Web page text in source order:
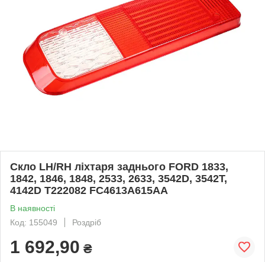
Скло LH/RH ліхтаря заднього FORD 1833,
1842, 1846, 1848, 2533, 2633, 3542D, 3542T,
4142D T222082 FC4613A615AA
В наявності
Код: 155049
Роздріб
1 692,90 ₴